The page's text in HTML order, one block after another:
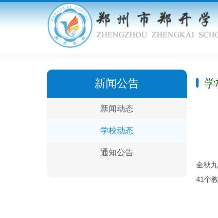
新闻公告
新闻动态
学校动态
通知公告
学
金秋
41个